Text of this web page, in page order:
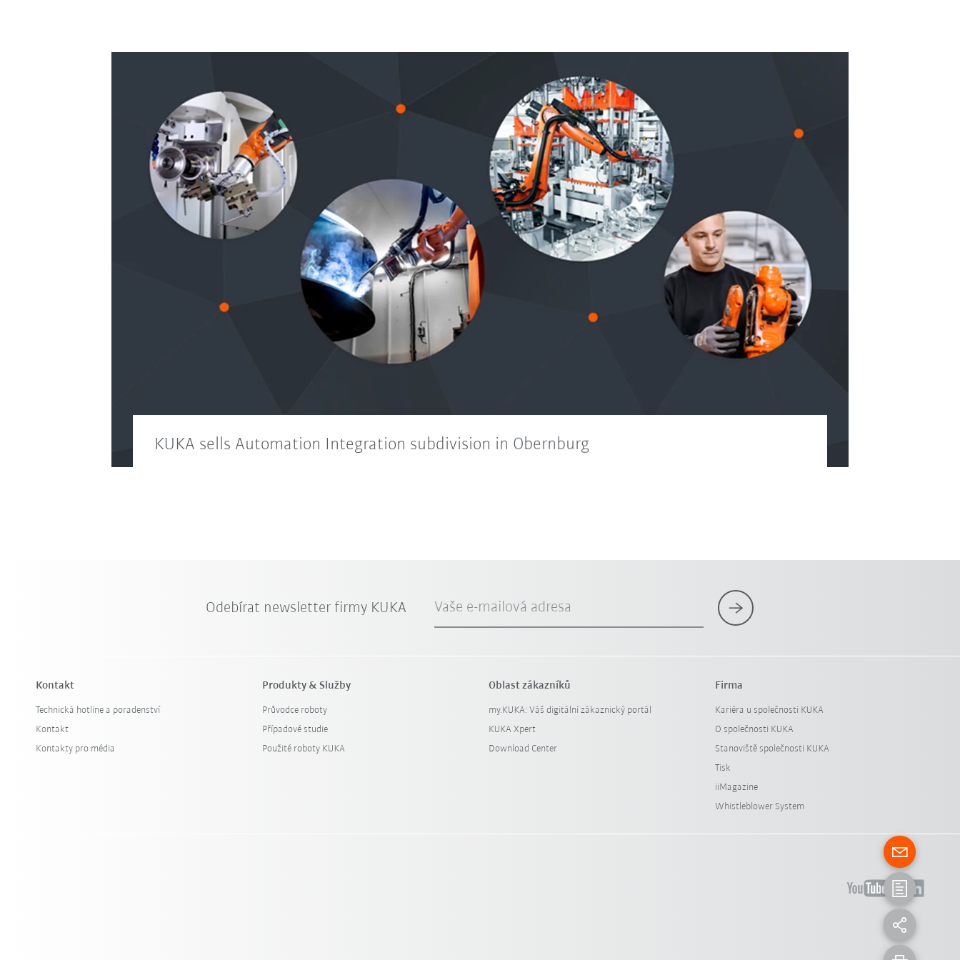
KUKA sells Automation Integration subdivision in Obernburg
Odebírat newsletter firmy KUKA Vaše e-mailová adresa
Kontakt
Technická hotline a poradenství
Kontakt
Kontakty pro média
Produkty & Služby
Průvodce roboty
Případové studie
Použité roboty KUKA
Oblast zákazníků
my.KUKA: Váš digitální zákaznický portál
KUKA Xpert
Download Center
Firma
Kariéra u společnosti KUKA
O společnosti KUKA
Stanoviště společnosti KUKA
Tisk
iiMagazine
Whistleblower System